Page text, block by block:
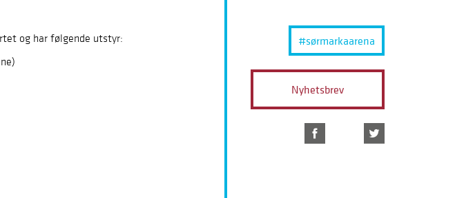
og har følgende utstyr:
#sørmarkaarena
Nyhetsbrev